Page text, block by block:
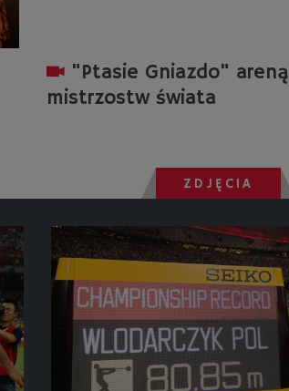
"Ptasie Gniazdo" areną
mistrzostw świata
ZDJĘCIA